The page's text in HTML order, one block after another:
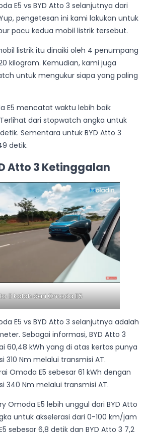
E5 vs BYD Atto 3 selanjutnya dari
pengetesan ini kami lakukan untuk
pacu kedua mobil listrik tersebut.
listrik itu dinaiki oleh 4 penumpang
kilogram. Kemudian, kami juga
untuk mengukur siapa yang paling
E5 mencatat waktu lebih baik
dari stopwatch angka untuk
Sementara untuk BYD Atto 3
detik.
Atto 3 Ketinggalan
3 kalah dari Omoda E5
E5 vs BYD Atto 3 selanjutnya adalah
Sebagai informasi, BYD Atto 3
60,48 kWh yang di atas kertas punya
310 Nm melalui transmisi AT.
Omoda E5 sebesar 61 kWh dengan
340 Nm melalui transmisi AT.
Omoda E5 lebih unggul dari BYD Atto
untuk akselerasi dari 0-100 km/jam
sebesar 6,8 detik dan BYD Atto 3 7,2